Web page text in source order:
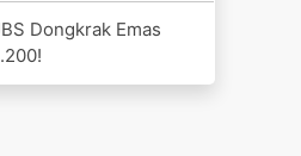
Dongkrak Emas